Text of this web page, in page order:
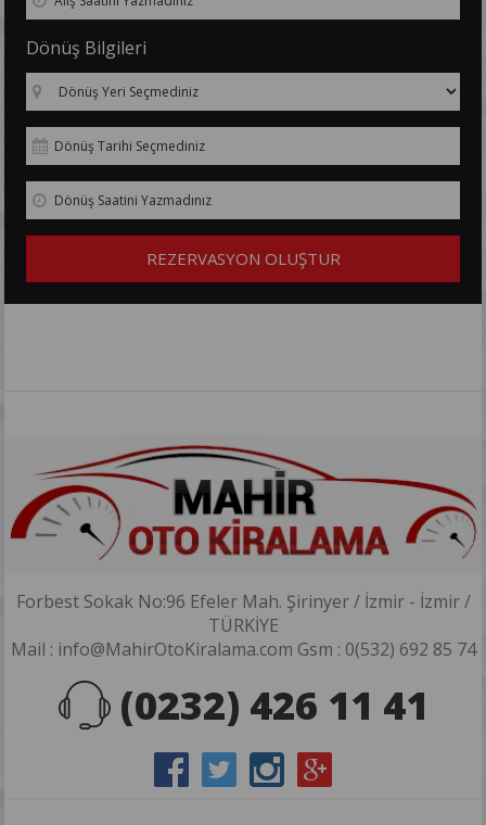
Dönüş Bilgileri
REZERVASYON OLUŞTUR
Forbest Sokak No:96 Efeler Mah. Şirinyer / İzmir - İzmir /
TÜRKİYE
Mail : info@MahirOtoKiralama.com Gsm : 0(532) 692 85 74
(0232) 426 11 41